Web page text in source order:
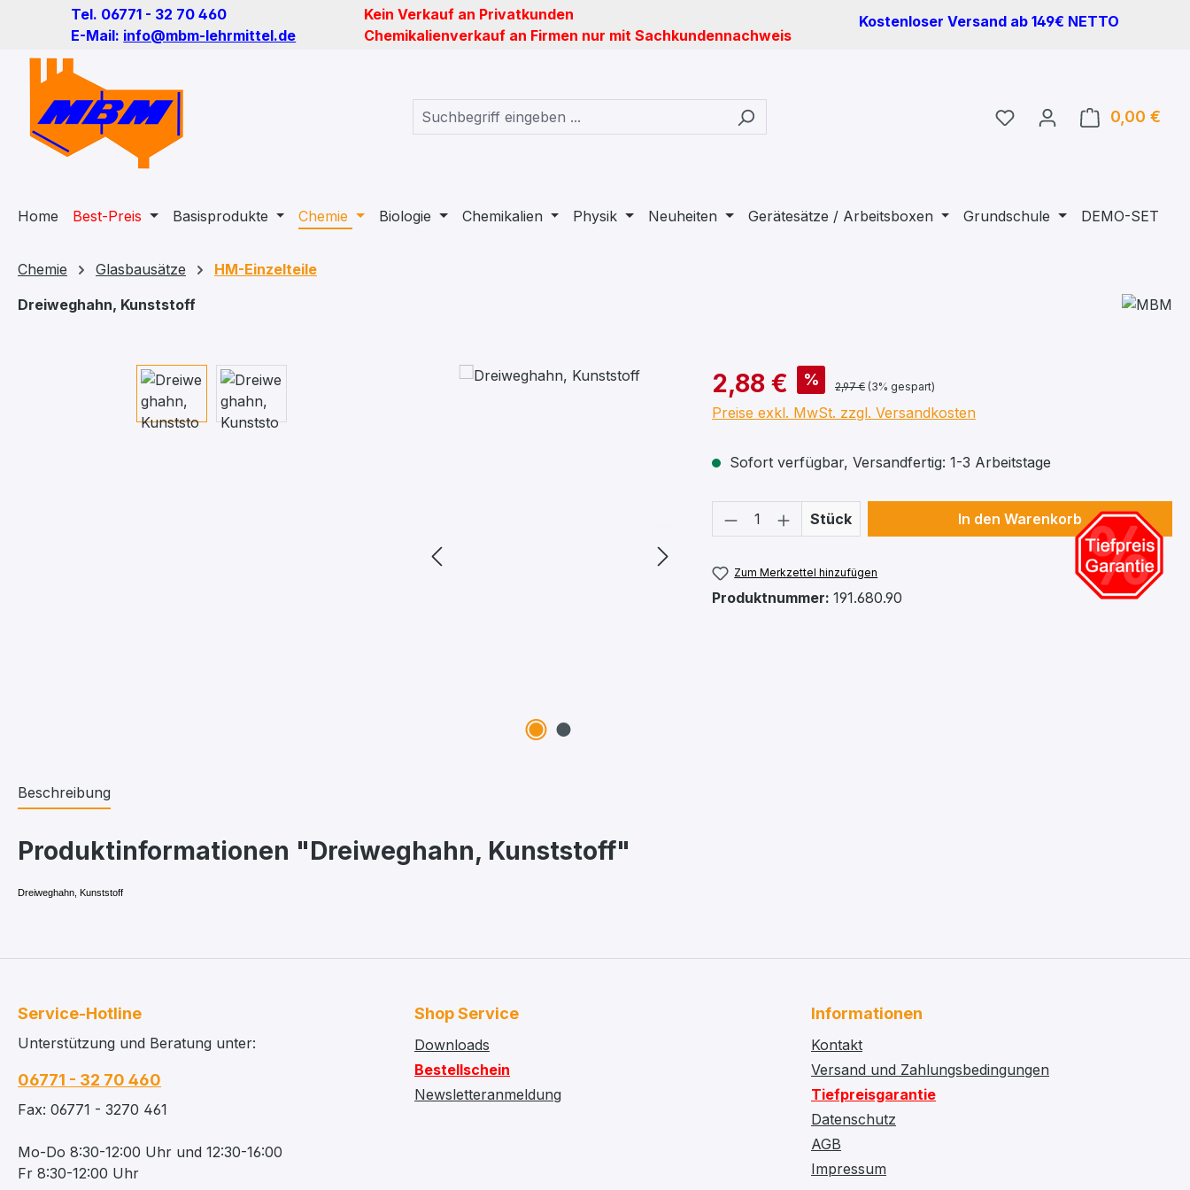
Hauptinhalt springen
Zur Suche springen
Zur Hauptnavigation springen
Tel. 06771 - 32 70 460
E-Mail: info@mbm-lehrmittel.de
Kein Verkauf an Privatkunden
Chemikalienverkauf an Firmen nur mit Sachkundennachweis
Kostenloser Versand ab 149€ NETTO
Du hast 0 Produkte auf
0,00 €
Home Best-Preis Basisprodukte Chemie Biologie Chemikalien Physik Neuheiten Gerätesätze / Arbeitsboxen Grundschule DEMO-SET
Chemie Glasbausätze
HM-Einzelteile
Dreiweghahn, Kunststoff
Bildergalerie überspringen 2,88 € % 2,97 € (3% gespart)
Preise exkl. MwSt. zzgl. Versandkosten
Sofort verfügbar, Versandfertig: 1-3 Arbeitstage
Produkt Anzahl: Gib den gewünschten Wert
Stück In den Warenkorb
Zum Merkzettel hinzufügen
Produktnummer: 191.680.90
Beschreibung
Produktinformationen "Dreiweghahn, Kunststoff"
Dreiweghahn, Kunststoff
Service-Hotline
Unterstützung und Beratung unter:
06771 - 32 70 460
Fax: 06771 - 3270 461
Mo-Do 8:30-12:00 Uhr und 12:30-16:00
Fr 8:30-12:00 Uhr
Shop Service
Downloads
Bestellschein
Newsletteranmeldung
Informationen
Kontakt
Versand und Zahlungsbedingungen
Tiefpreisgarantie
Datenschutz
AGB
Impressum